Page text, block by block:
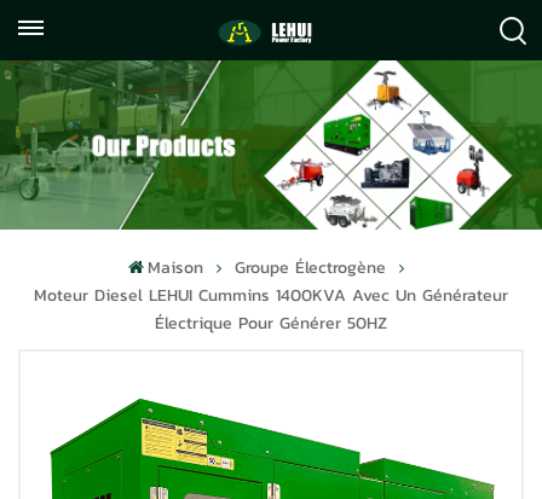
059122071372
info@lehuipowerfactory.com
Maison
Groupe Électrogène
Moteur Diesel LEHUI Cummins 1400KVA Avec Un Générateur
Électrique Pour Générer 50HZ